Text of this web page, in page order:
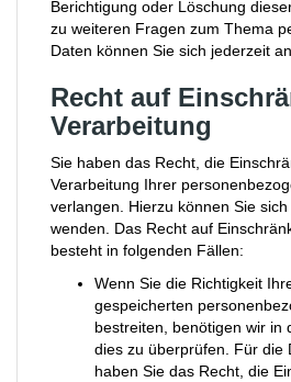
Berichtigung oder Löschung
zu weiteren Fragen zum Thema
Daten können Sie sich jederzeit
Recht auf
Verarbeitung
Sie haben das Recht, die
Verarbeitung Ihrer
verlangen. Hierzu können Sie
wenden. Das Recht auf
besteht in folgenden Fällen:
Wenn Sie die Richtigkeit
gespeicherten
bestreiten, benötigen wir in
dies zu überprüfen. Für die
haben Sie das Recht, die